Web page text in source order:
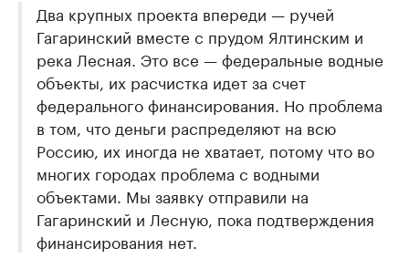
Два крупных проекта впереди — ручей
Гагаринский вместе с прудом Ялтинским и
река Лесная. Это все — федеральные водные
объекты, их расчистка идет за счет
федерального финансирования. Но проблема
в том, что деньги распределяют на всю
Россию, их иногда не хватает, потому что во
многих городах проблема с водными
объектами. Мы заявку отправили на
Гагаринский и Лесную, пока подтверждения
финансирования нет.